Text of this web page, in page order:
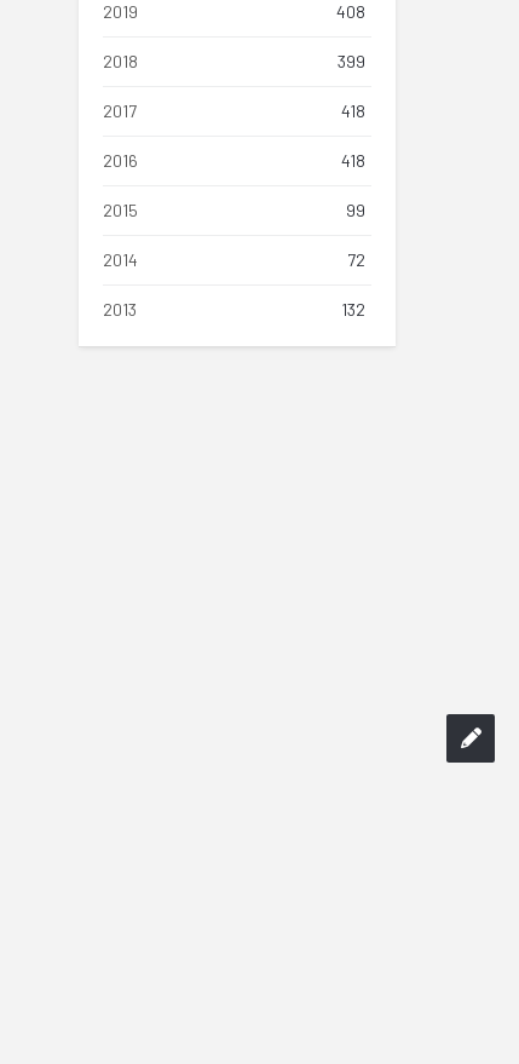
2019 408
2018 399
2017 418
2016 418
2015 99
2014 72
2013 132